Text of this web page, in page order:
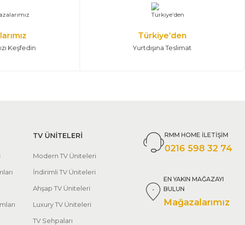
Keşfedin
Türkiye’den
Yurtdışına Teslimat
TV ÜNİTELERİ
Modern TV Üniteleri
İndirimli TV Üniteleri
Ahşap TV Üniteleri
Luxury TV Üniteleri
TV Sehpaları
RMM HOME İLETİŞİM
0216 598 32 74
EN YAKIN MAĞAZAYI
BULUN
Mağazalarımız